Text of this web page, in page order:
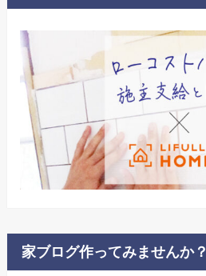
家ブログ作ってみませんか？